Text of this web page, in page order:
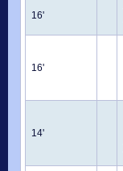
16'
16'
14'